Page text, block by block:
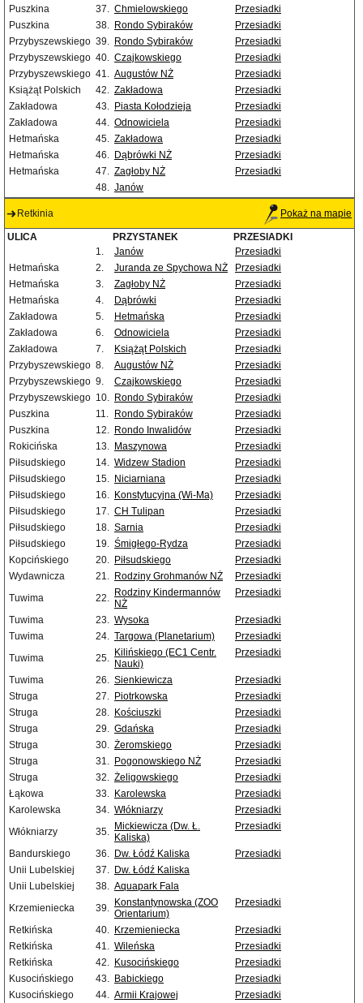
Puszkina
37. Chmielowskiego
Przesiadki
Puszkina
38. Rondo Sybiraków
Przesiadki
Przybyszewskiego 39. Rondo Sybiraków
Przesiadki
Przybyszewskiego 40. Czajkowskiego
Przesiadki
Przybyszewskiego 41. Augustów NŻ
Przesiadki
Książąt Polskich
42. Zakładowa
Przesiadki
Zakładowa
43. Piasta Kołodzieja
Przesiadki
Zakładowa
44. Odnowiciela
Przesiadki
Hetmańska
45. Zakładowa
Przesiadki
Hetmańska
46. Dąbrówki NŻ
Przesiadki
Hetmańska
47. Zagłoby NŻ
Przesiadki
48. Janów
Retkinia Pokaż na mapie
ULICA PRZYSTANEK
PRZESIADKI
1.
Janów
Przesiadki
Hetmańska
2. Juranda ze Spychowa NŻ
Przesiadki
Hetmańska
3. Zagłoby NŻ
Przesiadki
Hetmańska
4. Dąbrówki
Przesiadki
Zakładowa
5. Hetmańska
Przesiadki
Zakładowa
6. Odnowiciela
Przesiadki
Zakładowa
7. Książąt Polskich
Przesiadki
Przybyszewskiego 8. Augustów NŻ
Przesiadki
Przybyszewskiego 9. Czajkowskiego
Przesiadki
Przybyszewskiego 10. Rondo Sybiraków
Przesiadki
Puszkina
11. Rondo Sybiraków
Przesiadki
Puszkina
12. Rondo Inwalidów
Przesiadki
Rokicińska
13. Maszynowa
Przesiadki
Piłsudskiego
14. Widzew Stadion
Przesiadki
Piłsudskiego
15. Niciarniana
Przesiadki
Piłsudskiego
16. Konstytucyjna (Wi-Ma)
Przesiadki
Piłsudskiego
17. CH Tulipan
Przesiadki
Piłsudskiego
18. Sarnia
Przesiadki
Piłsudskiego
19. Śmigłego-Rydza
Przesiadki
Kopcińskiego
20. Piłsudskiego
Przesiadki
Wydawnicza
21. Rodziny Grohmanów NŻ
Przesiadki
Tuwima
22. Rodziny Kindermannów
NŻ
Przesiadki
Tuwima 23. Wysoka
Przesiadki
Tuwima
24. Targowa (Planetarium)
Przesiadki
Tuwima
25. Kilińskiego (EC1 Centr.
Nauki)
Przesiadki
Tuwima 26. Sienkiewicza
Przesiadki
Struga
27. Piotrkowska
Przesiadki
Struga
28. Kościuszki
Przesiadki
Struga
29. Gdańska
Przesiadki
Struga
30. Żeromskiego
Przesiadki
Struga
31. Pogonowskiego NŻ
Przesiadki
Struga
32. Żeligowskiego
Przesiadki
Łąkowa
33. Karolewska
Przesiadki
Karolewska
34. Włókniarzy
Przesiadki
Włókniarzy
35. Mickiewicza (Dw. Ł.
Kaliska)
Przesiadki
Bandurskiego 36. Dw. Łódź Kaliska
Przesiadki
Unii Lubelskiej
37. Dw. Łódź Kaliska
Unii Lubelskiej
38. Aquapark Fala
Krzemieniecka
39. Konstantynowska (ZOO
Orientarium)
Przesiadki
Retkińska 40. Krzemieniecka
Przesiadki
Retkińska
41. Wileńska
Przesiadki
Retkińska
42. Kusocińskiego
Przesiadki
Kusocińskiego
43. Babickiego
Przesiadki
Kusocińskiego
44. Armii Krajowej Przesiadki